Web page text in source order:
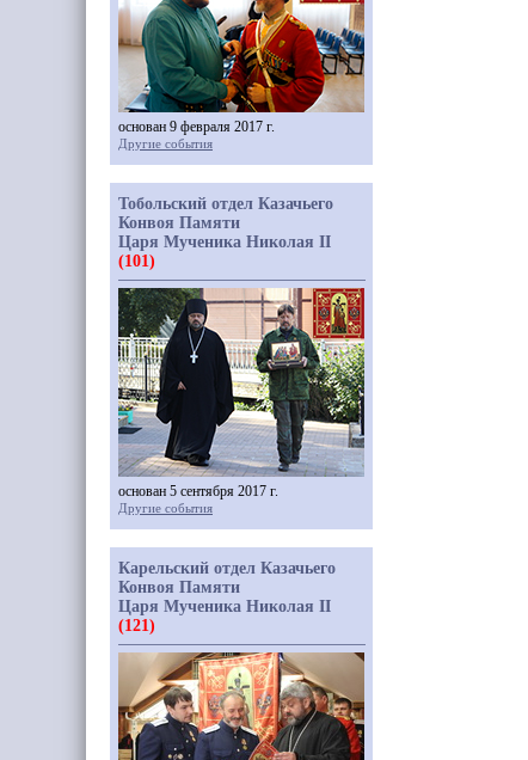
основан 9 февраля 2017 г.
Другие события
Тобольский отдел Казачьего
Конвоя Памяти
Царя Мученика Николая II
(101)
основан 5 сентября 2017 г.
Другие события
Карельский отдел Казачьего
Конвоя Памяти
Царя Мученика Николая II
(121)